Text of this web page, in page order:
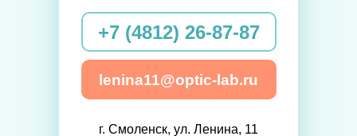
г. Смоленск, ул. Ленина, 11
+7 (4812) 26-87-87
lenina11@optic-lab.ru